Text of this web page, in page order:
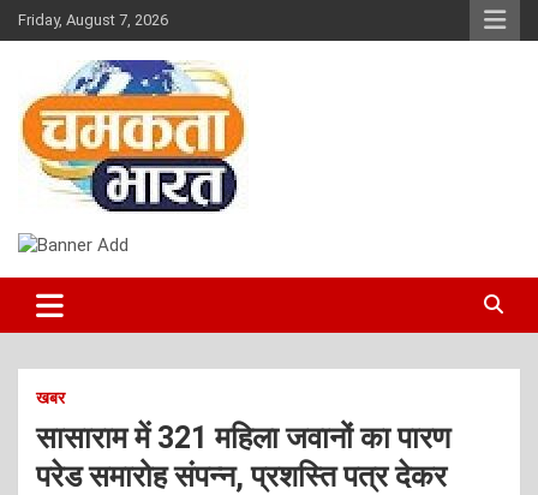
Skip
to
Friday, August 7, 2026
CHAMAKTA BHARAT
खबर
सासाराम में 321 महिला जवानों का पारण
परेड समारोह संपन्न, प्रशस्ति पत्र देकर